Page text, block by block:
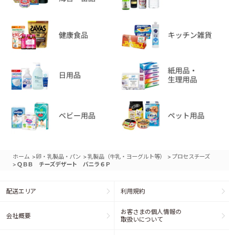
ホーム >卵・乳製品・パン >乳製品（牛乳・ヨーグルト等） > プロセスチーズ
> ＱＢＢ チーズデザート バニラ６Ｐ
配送エリア 利用規約
会社概要
お客さまの個人情報の
取扱いについて